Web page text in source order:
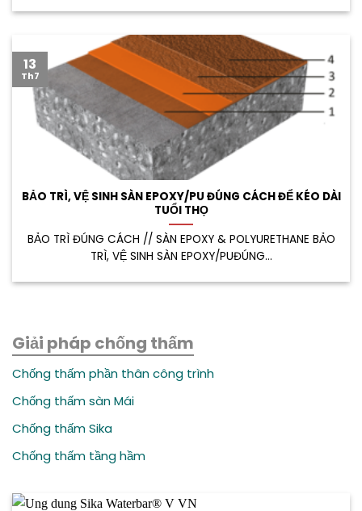
BẢO TRÌ, VỆ SINH SÀN EPOXY/PU ĐÚNG CÁCH ĐỂ KÉO DÀI
TUỔI THỌ
BẢO TRÌ ĐÚNG CÁCH // SÀN EPOXY & POLYURETHANE BẢO
TRÌ, VỆ SINH SÀN EPOXY/PUĐÚNG...
13
Th7
Giải pháp chống thấm
Chống thấm phần thân công trình
Chống thấm sàn Mái
Chống thấm Sika
Chống thấm tầng hầm